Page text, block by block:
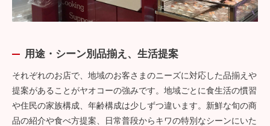
用途・シーン別品揃え、生活提案
それぞれのお店で、地域のお客さまのニーズに対応した品揃えや
提案があることがヤオコーの強みです。地域ごとに食生活の慣習
や住民の家族構成、年齢構成は少しずつ違います。新鮮な旬の商
品の紹介や食べ方提案、日常普段からキワの特別なシーンにいた